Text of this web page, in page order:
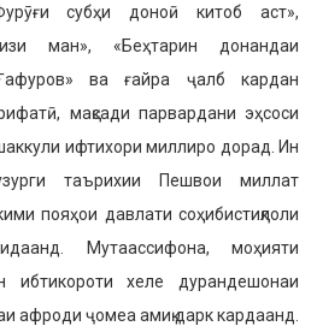
субҳи доноӣ китоб аст»,
ман», «Беҳтарин донандаи
ва ғайра ҷалб кардан
мақсади парвардани эҳсоси
ифтихори миллиро дорад. Ин
таърихии Пешвои миллат
пояҳои давлати соҳибистиқлоли
Мутаасси­фона, моҳияти
ибтикороти хеле дурандешонаи
афроди ҷомеа амиқ дарк кардаанд.